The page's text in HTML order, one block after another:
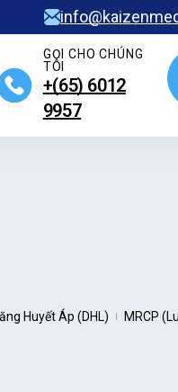
GỌI CHO CHÚNG
TÔI
+(65)‎ 6012‎
9957
Huyết Áp (DHL) | MRCP